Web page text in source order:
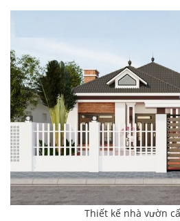
Thiết kế nhà vườn